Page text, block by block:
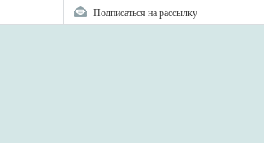
Подписаться на рассылку